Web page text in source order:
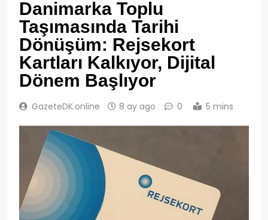
Danimarka Toplu
Taşımasında Tarihi
Dönüşüm: Rejsekort
Kartları Kalkıyor, Dijital
Dönem Başlıyor
GazeteDK.online 8 ay ago 0 5 mins